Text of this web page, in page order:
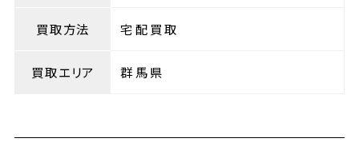
買取方法 宅配買取
買取エリア 群馬県